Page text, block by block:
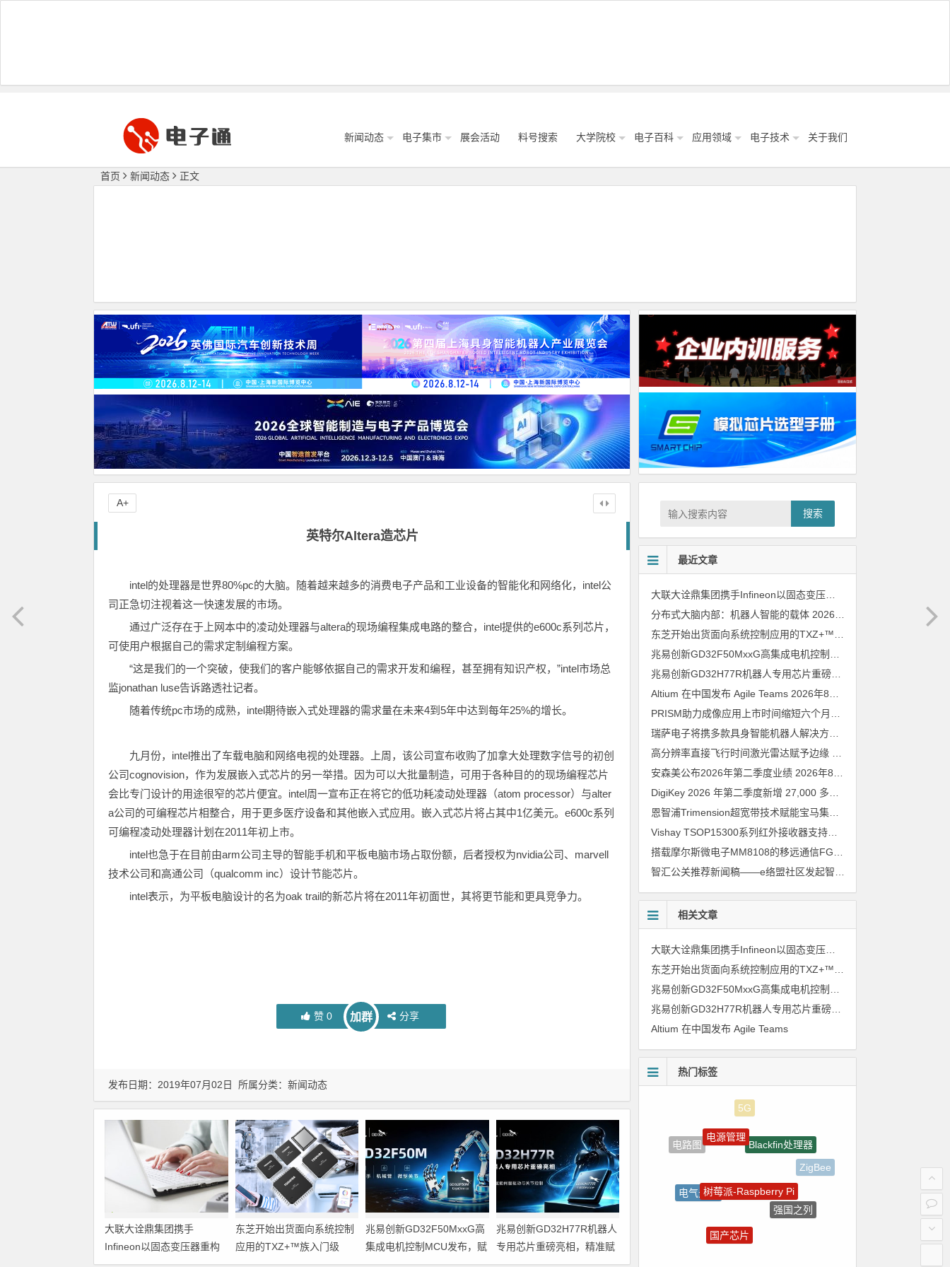
新闻动态 电子集市 展会活动 料号搜索 大学院校 电子百科 应用领域 电子技术 关于我们
首页 新闻动态 正文
英特尔Altera造芯片
intel的处理器是世界80%pc的大脑。随着越来越多的消费电子产品和工业设备的智能化和网络化，intel公
司正急切注视着这一快速发展的市场。
通过广泛存在于上网本中的凌动处理器与altera的现场编程集成电路的整合，intel提供的e600c系列芯片，
可使用户根据自己的需求定制编程方案。
“这是我们的一个突破，使我们的客户能够依据自己的需求开发和编程，甚至拥有知识产权，”intel市场总
监jonathan luse告诉路透社记者。
随着传统pc市场的成熟，intel期待嵌入式处理器的需求量在未来4到5年中达到每年25%的增长。
九月份，intel推出了车载电脑和网络电视的处理器。上周，该公司宣布收购了加拿大处理数字信号的初创
公司cognovision，作为发展嵌入式芯片的另一举措。因为可以大批量制造，可用于各种目的的现场编程芯片
会比专门设计的用途很窄的芯片便宜。intel周一宣布正在将它的低功耗凌动处理器（atom processor）与alter
a公司的可编程芯片相整合，用于更多医疗设备和其他嵌入式应用。嵌入式芯片将占其中1亿美元。e600c系列
可编程凌动处理器计划在2011年初上市。
intel也急于在目前由arm公司主导的智能手机和平板电脑市场占取份额，后者授权为nvidia公司、marvell
技术公司和高通公司（qualcomm inc）设计节能芯片。
intel表示，为平板电脑设计的名为oak trail的新芯片将在2011年初面世，其将更节能和更具竞争力。
赞0 加群 分享
A+
发布日期：2019年07月02日 所属分类： 新闻动态
大联大诠鼎集团携手
Infineon以固态变压器重构
配电效率新标杆
东芝开始出货面向系统控制
应用的TXZ+™族入门级
M4V组（搭载Arm
兆易创新GD32F50MxxG高
集成电机控制MCU发布，赋
能人形机器人关节驱动革新
兆易创新GD32H77R机器人
专用芯片重磅亮相，精准赋
能伺服驱动与关节控制
搜索
最近文章
大联大诠鼎集团携手Infineon以固态变压器重构配电效率新标杆
分布式大脑内部：机器人智能的载体 2026年8月6日
兆易创新GD32H77R机器人专用芯片重磅亮相，精准赋能伺服驱动与关节控制
Altium 在中国发布 Agile Teams 2026年8月6日
安森美公布2026年第二季度业绩 2026年8月6日
恩智浦Trimension超宽带技术赋能宝马集团Digital Key Plus及生命体存在检测功能
Vishay TSOP15300系列红外接收器支持所有主流遥控代码
相关文章
大联大诠鼎集团携手Infineon以固态变压器重构配电效率新标杆
兆易创新GD32H77R机器人专用芯片重磅亮相，精准赋能伺服驱动与关节控制
Altium 在中国发布 Agile Teams
热门标签
电路图
电源管理
Blackfin处理器
ZigBee
电气光伏
强国之列
Atmel
国产芯片